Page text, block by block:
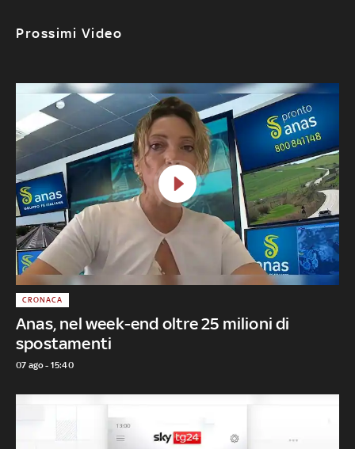
Prossimi Video
Anas, nel week-end oltre 25 milioni di
spostamenti
CRONACA
07 ago - 15:40